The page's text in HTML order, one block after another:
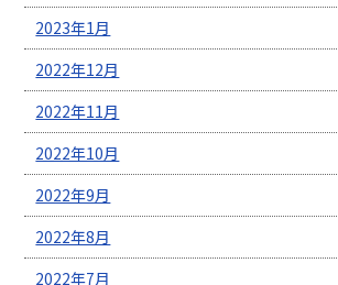
2023年1月
2022年12月
2022年11月
2022年10月
2022年9月
2022年8月
2022年7月